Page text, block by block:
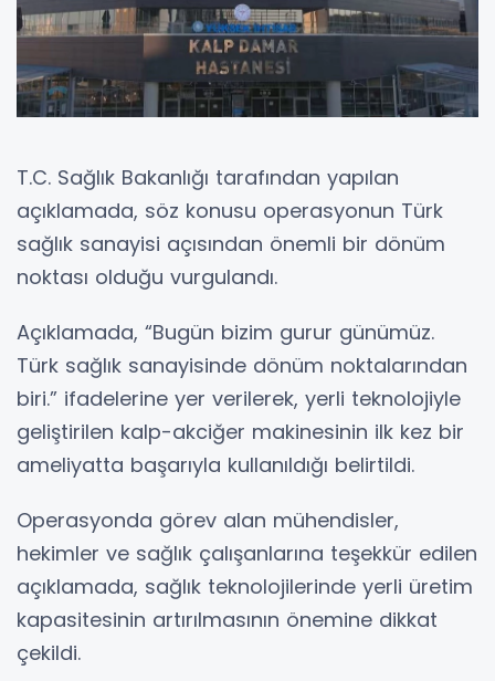
T.C. Sağlık Bakanlığı tarafından yapılan
açıklamada, söz konusu operasyonun Türk
sağlık sanayisi açısından önemli bir dönüm
noktası olduğu vurgulandı.
Açıklamada, “Bugün bizim gurur günümüz.
Türk sağlık sanayisinde dönüm noktalarından
biri.” ifadelerine yer verilerek, yerli teknolojiyle
geliştirilen kalp-akciğer makinesinin ilk kez bir
ameliyatta başarıyla kullanıldığı belirtildi.
Operasyonda görev alan mühendisler,
hekimler ve sağlık çalışanlarına teşekkür edilen
açıklamada, sağlık teknolojilerinde yerli üretim
kapasitesinin artırılmasının önemine dikkat
çekildi.